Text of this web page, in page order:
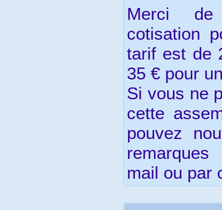
Merci de
cotisation
tarif est de
35 € pour
Si vous ne
cette
pouvez
mail ou par